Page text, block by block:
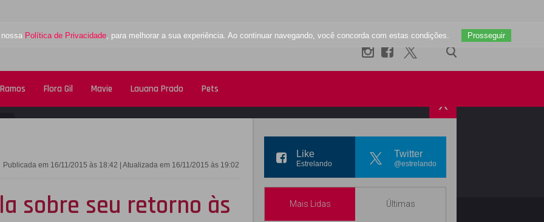
Política de Privacidade, para melhorar a sua experiência. Ao continuar navegando, você concorda com estas condições. Prosseguir
Flora Gil Mavie Lauana Prado Pets
X
Publicada em 16/11/2015 às 18:42 | Atualizada em 16/11/2015 às 19:02
sobre seu retorno às
Like
Estrelando
Twitter
@estrelando
Mais Lidas Últimas
INSTAGRAM